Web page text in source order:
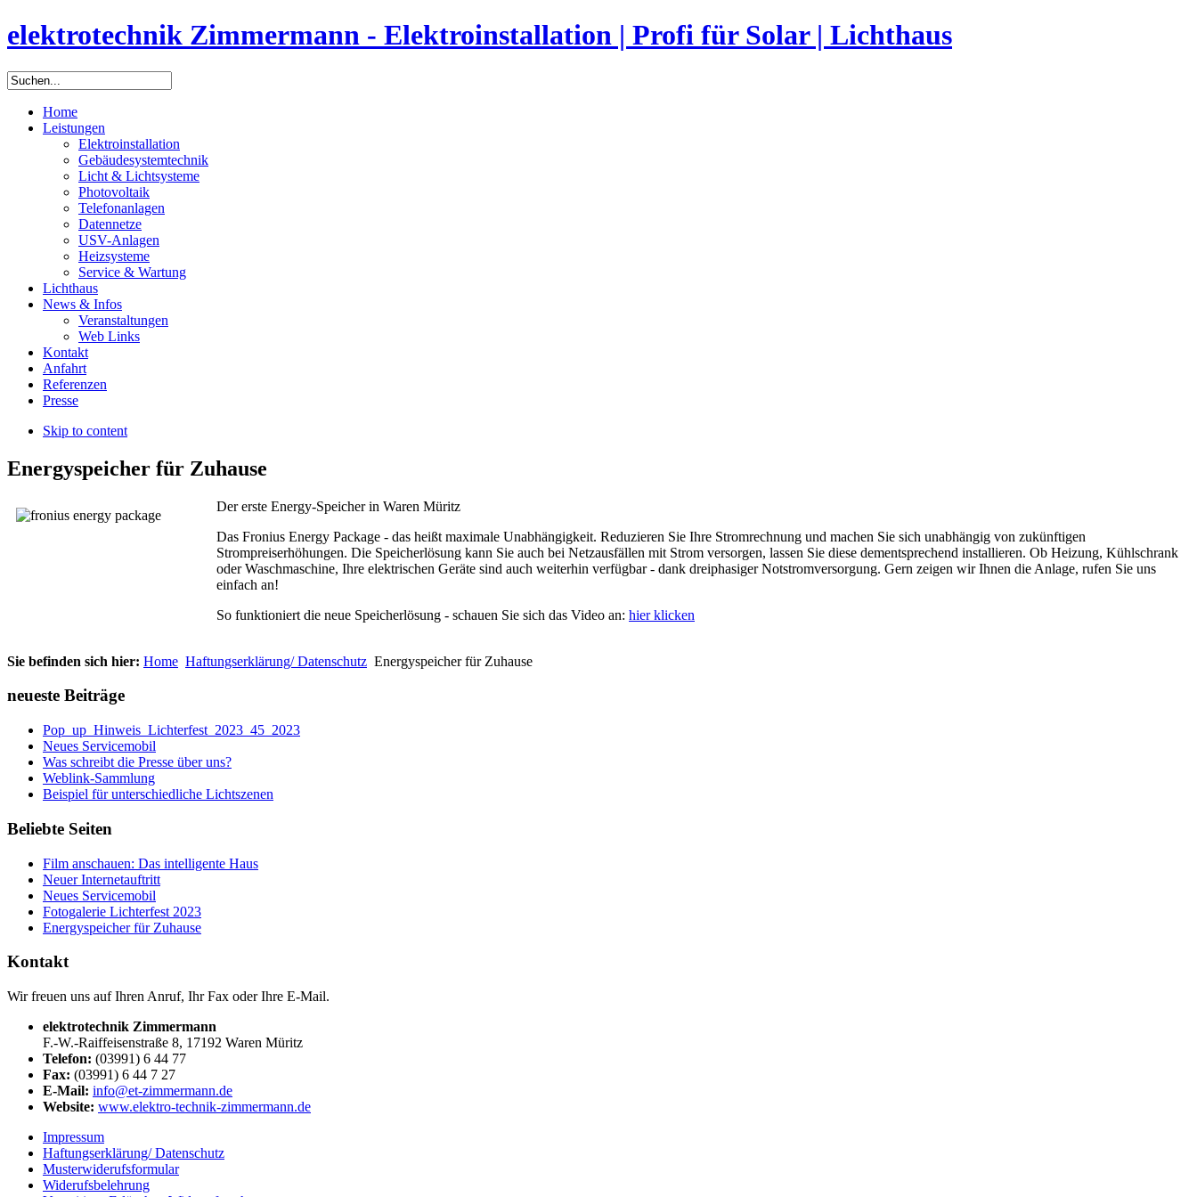
elektrotechnik Zimmermann - Elektroinstallation | Profi für Solar | Lichthaus
Home
Leistungen
Elektroinstallation
Gebäudesystemtechnik
Licht & Lichtsysteme
Photovoltaik
Telefonanlagen
Datennetze
USV-Anlagen
Heizsysteme
Service & Wartung
Lichthaus
News & Infos
Veranstaltungen
Web Links
Kontakt
Anfahrt
Referenzen
Presse
Skip to content
Energyspeicher für Zuhause
Der erste Energy-Speicher in Waren Müritz
Das Fronius Energy Package - das heißt maximale Unabhängigkeit. Reduzieren Sie Ihre Stromrechnung und machen Sie sich unabhängig von zukünftigen
Strompreiserhöhungen. Die Speicherlösung kann Sie auch bei Netzausfällen mit Strom versorgen, lassen Sie diese dementsprechend installieren. Ob Heizung, Kühlschrank
oder Waschmaschine, Ihre elektrischen Geräte sind auch weiterhin verfügbar - dank dreiphasiger Notstromversorgung. Gern zeigen wir Ihnen die Anlage, rufen Sie uns
einfach an!
So funktioniert die neue Speicherlösung - schauen Sie sich das Video an: hier klicken
Sie befinden sich hier: Home Haftungserklärung/ Datenschutz Energyspeicher für Zuhause
neueste Beiträge
Pop_up_Hinweis_Lichterfest_2023_45_2023
Neues Servicemobil
Was schreibt die Presse über uns?
Weblink-Sammlung
Beispiel für unterschiedliche Lichtszenen
Beliebte Seiten
Film anschauen: Das intelligente Haus
Neuer Internetauftritt
Neues Servicemobil
Fotogalerie Lichterfest 2023
Energyspeicher für Zuhause
Kontakt
Wir freuen uns auf Ihren Anruf, Ihr Fax oder Ihre E-Mail.
elektrotechnik Zimmermann
F.-W.-Raiffeisenstraße 8, 17192 Waren Müritz
Telefon: (03991) 6 44 77
Fax: (03991) 6 44 7 27
E-Mail: info@et-zimmermann.de
Website: www.elektro-technik-zimmermann.de
Impressum
Haftungserklärung/ Datenschutz
Musterwiderufsformular
Widerufsbelehrung